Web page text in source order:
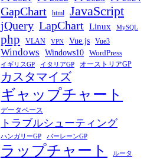
GapChart html JavaScript
jQuery LapChart Linux MySQL
php VLAN VPN Vue.js Vue3
Windows Windows10 WordPress
イギリスGP イタリアGP オーストリアGP
カスタマイズ
ギャップチャート
データベース
トラブルシューティング
ハンガリーGP バーレーンGP
ラップチャート ルータ